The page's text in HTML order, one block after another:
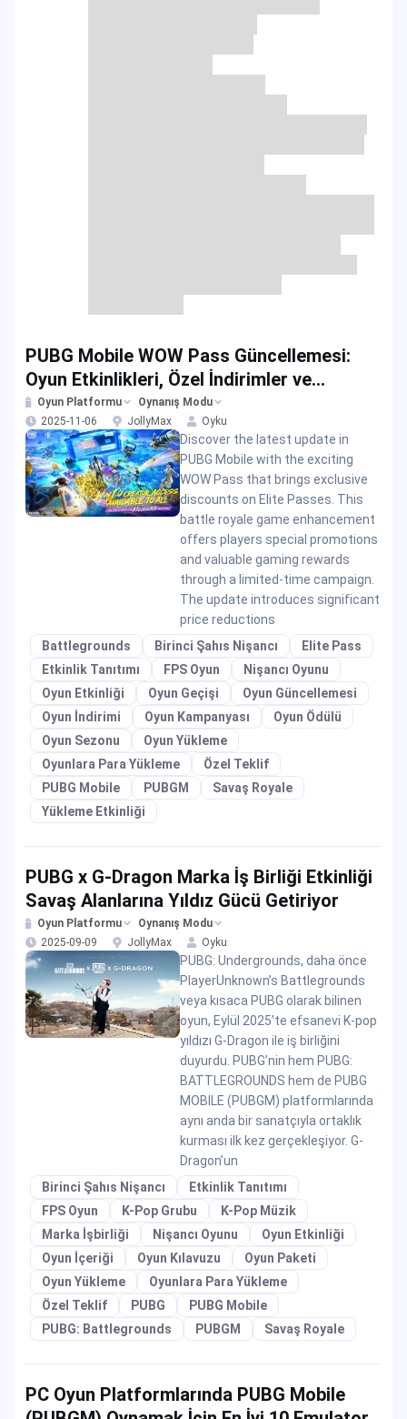
PUBG Mobile WOW Pass Güncellemesi:
Oyun Etkinlikleri, Özel İndirimler ve
Yükleme Teklifleri
Oyun Platformu
Oynanış Modu
2025-11-06
JollyMax Oyku
Discover the latest update in
PUBG Mobile with the exciting
WOW Pass that brings exclusive
discounts on Elite Passes. This
battle royale game enhancement
offers players special promotions
and valuable gaming rewards
through a limited-time campaign.
The update introduces significant
price reductions
Battlegrounds
Birinci Şahıs Nişancı
Elite Pass
Etkinlik Tanıtımı
FPS Oyun
Nişancı Oyunu
Oyun Etkinliği
Oyun Geçişi
Oyun Güncellemesi
Oyun İndirimi
Oyun Kampanyası
Oyun Ödülü
Oyun Sezonu
Oyun Yükleme
Oyunlara Para Yükleme
Özel Teklif
PUBG Mobile
PUBGM
Savaş Royale
Yükleme Etkinliği
PUBG x G-Dragon Marka İş Birliği Etkinliği
Savaş Alanlarına Yıldız Gücü Getiriyor
Oyun Platformu
Oynanış Modu
2025-09-09
JollyMax Oyku
PUBG: Undergrounds, daha önce
PlayerUnknown’s Battlegrounds
veya kısaca PUBG olarak bilinen
oyun, Eylül 2025’te efsanevi K-pop
yıldızı G-Dragon ile iş birliğini
duyurdu. PUBG’nin hem PUBG:
BATTLEGROUNDS hem de PUBG
MOBILE (PUBGM) platformlarında
aynı anda bir sanatçıyla ortaklık
kurması ilk kez gerçekleşiyor. G-
Dragon’un
Birinci Şahıs Nişancı
Etkinlik Tanıtımı
FPS Oyun
K-Pop Grubu
K-Pop Müzik
Marka İşbirliği
Nişancı Oyunu
Oyun Etkinliği
Oyun İçeriği
Oyun Kılavuzu
Oyun Paketi
Oyun Yükleme
Oyunlara Para Yükleme
Özel Teklif
PUBG
PUBG Mobile
PUBG: Battlegrounds
PUBGM Savaş Royale
PC Oyun Platformlarında PUBG Mobile